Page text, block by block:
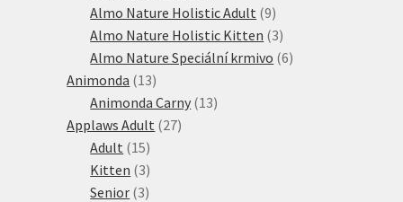
produkt
Almo Nature Holistic Adult 99
produktů
Almo Nature Holistic Kitten 33
produkty
Almo Nature Speciální krmivo 66
Animonda 1313
produktů
Animonda Carny 1313
Applaws Adult 2727
Adult 1515
produktů
Kitten 33
produkty
Senior 33